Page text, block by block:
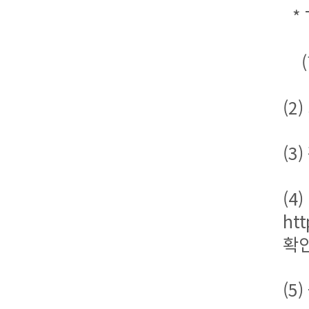
*
(
(2)
(3)
(4)
확
(5)